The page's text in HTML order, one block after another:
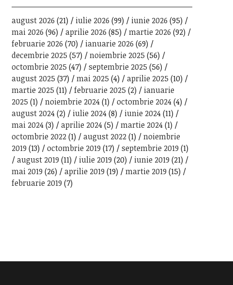
august 2026 (21) iulie 2026 (99) iunie 2026 (95)
mai 2026 (96) aprilie 2026 (85) martie 2026 (92)
februarie 2026 (70) ianuarie 2026 (69)
decembrie 2025 (57) noiembrie 2025 (56)
octombrie 2025 (47) septembrie 2025 (56)
august 2025 (37) mai 2025 (4) aprilie 2025 (10)
martie 2025 (11) februarie 2025 (2)
ianuarie
2025 (1) noiembrie 2024(1) octombrie 2024(4)
august 2024(2) iulie 2024(8) iunie 2024(11)
mai 2024(3) aprilie 2024(5) martie 2024(1)
octombrie 2022(1) august 2022(1)
noiembrie
2019 (13) octombrie 2019 (17) septembrie 2019 (1)
august 2019 (11) iulie 2019 (20) iunie 2019 (21)
mai 2019 (26) aprilie 2019 (19) martie 2019 (15)
februarie 2019 (7)